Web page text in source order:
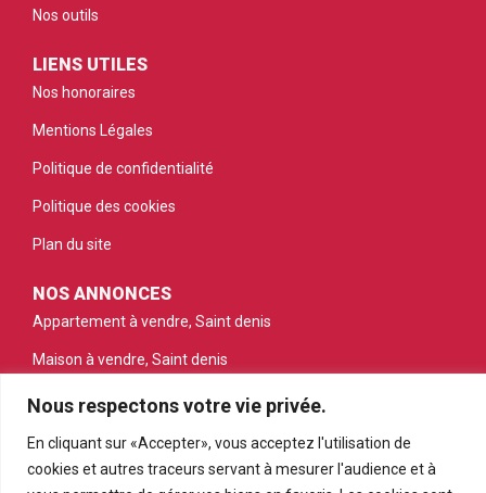
Nous respectons votre vie privée.
En cliquant sur «Accepter», vous acceptez l'utilisation de
cookies et autres traceurs servant à mesurer l'audience et à
Nos outils
LIENS UTILES
Nos honoraires
Mentions Légales
Politique de confidentialité
Politique des cookies
Plan du site
NOS ANNONCES
Appartement à vendre, Saint denis
Maison à vendre, Saint denis
Appartement à vendre, Saint gilles les bains
Appartement à vendre, Saint pierre
Appartement à vendre, Le tampon